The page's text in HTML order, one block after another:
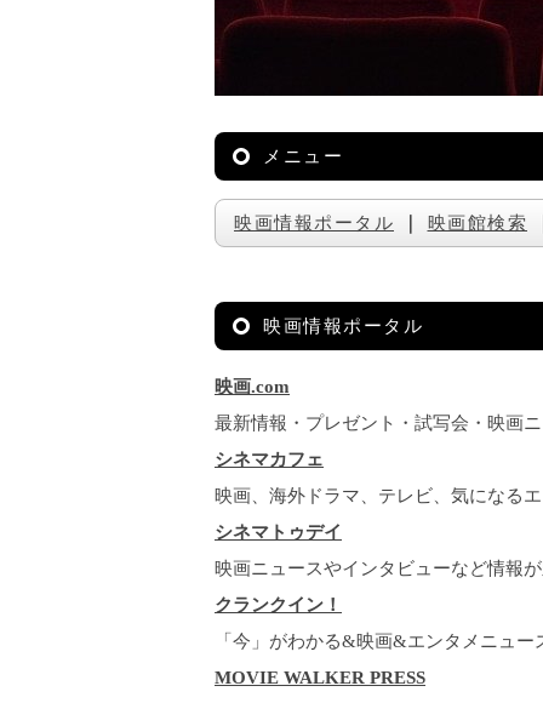
メニュー
映画情報ポータル 映画館検索
映画情報ポータル
映画.com
最新情報・プレゼント・試写会・映画
シネマカフェ
映画、海外ドラマ、テレビ、気になるエ
シネマトゥデイ
映画ニュースやインタビューなど情報
クランクイン！
「今」がわかる&映画&エンタメニュー
MOVIE WALKER PRESS